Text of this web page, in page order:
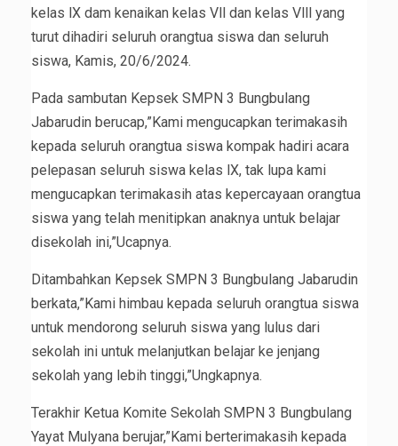
kelas lX dam kenaikan kelas Vll dan kelas Vlll yang
turut dihadiri seluruh orangtua siswa dan seluruh
siswa, Kamis, 20/6/2024.
Pada sambutan Kepsek SMPN 3 Bungbulang
Jabarudin berucap,”Kami mengucapkan terimakasih
kepada seluruh orangtua siswa kompak hadiri acara
pelepasan seluruh siswa kelas lX, tak lupa kami
mengucapkan terimakasih atas kepercayaan orangtua
siswa yang telah menitipkan anaknya untuk belajar
disekolah ini,”Ucapnya.
Ditambahkan Kepsek SMPN 3 Bungbulang Jabarudin
berkata,”Kami himbau kepada seluruh orangtua siswa
untuk mendorong seluruh siswa yang lulus dari
sekolah ini untuk melanjutkan belajar ke jenjang
sekolah yang lebih tinggi,”Ungkapnya.
Terakhir Ketua Komite Sekolah SMPN 3 Bungbulang
Yayat Mulyana berujar,”Kami berterimakasih kepada